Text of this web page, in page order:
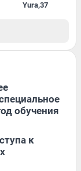
Yura,37
обучения
к